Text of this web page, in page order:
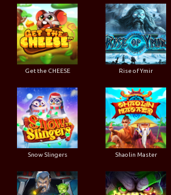
Get the CHEESE Rise of Ymir
Snow Slingers Shaolin Master